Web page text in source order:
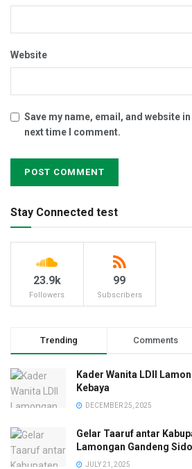
Website
Save my name, email, and website
next time I comment.
Stay Connected test
23.9k
Followers
99
Subscribers
Trending Comments
Kader Wanita LDII
Kebaya
DECEMBER 25, 2025
Gelar Taaruf antar
Lamongan Gandeng
JULY 21, 2025